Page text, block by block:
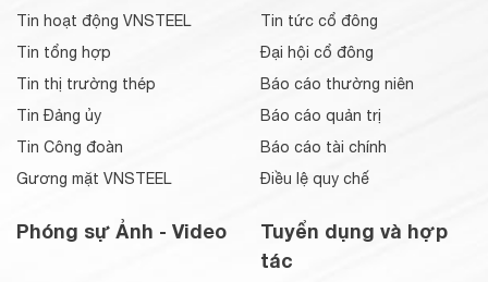
Tin hoạt động VNSTEEL
Tin tổng hợp
Tin thị trường thép
Tin Đảng ủy
Tin Công đoàn
Gương mặt VNSTEEL
Phóng sự Ảnh - Video
Tin tức cổ đông
Đại hội cổ đông
Báo cáo thường niên
Báo cáo quản trị
Báo cáo tài chính
Điều lệ quy chế
Tuyển dụng và hợp
tác